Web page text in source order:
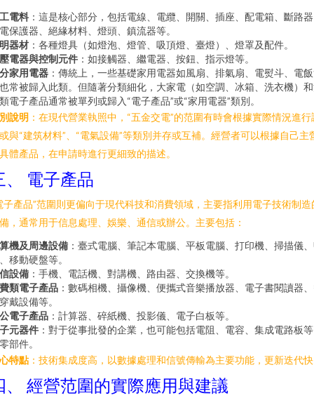
電料 ：這是核心部分，包括電線、電纜、開關、插座、配電箱、斷路
保護器、絕緣材料、燈頭、鎮流器等。
器材 ：各種燈具（如燈泡、燈管、吸頂燈、臺燈）、燈罩及配件。
電器與控制元件 ：如接觸器、繼電器、按鈕、指示燈等。
家用電器 ：傳統上，一些基礎家用電器如風扇、排氣扇、電熨斗、電
常被歸入此類。但隨著分類細化，大家電（如空調、冰箱、洗衣機）
電子產品通常被單列或歸入“電子產品”或“家用電器”類別。
說明 ：在現代營業執照中，“五金交電”的范圍有時會根據實際情況進行
與“建筑材料”、“電氣設備”等類別并存或互補。經營者可以根據自己主
體產品，在申請時進行更細致的描述。
、 電子產品
子產品”范圍則更偏向于現代科技和消費領域，主要指利用電子技術制造
，通常用于信息處理、娛樂、通信或辦公。主要包括：
機及周邊設備 ：臺式電腦、筆記本電腦、平板電腦、打印機、掃描儀
移動硬盤等。
設備 ：手機、電話機、對講機、路由器、交換機等。
類電子產品 ：數碼相機、攝像機、便攜式音樂播放器、電子書閱讀器
戴設備等。
電子產品 ：計算器、碎紙機、投影儀、電子白板等。
元器件 ：對于從事批發的企業，也可能包括電阻、電容、集成電路板
部件。
特點：技術集成度高，以數據處理和信號傳輸為主要功能，更新迭代
、 經營范圍的實際應用與建議